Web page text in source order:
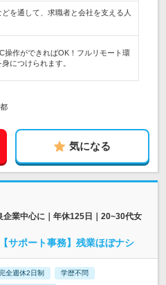
を通して、求職者と会社を支える人
作ができればOK！フルリモート環
につけられます。
気になる
業中心に｜年休125日｜20~30代女
サポート事務】残業ほぼナシ
全週休2日制 学歴不問